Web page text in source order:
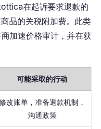
在起诉要求退款的
品的关税附加费。此类
加速价格审计，并在获
可能采取的行动
改账单，准备退款机制，
沟通政策